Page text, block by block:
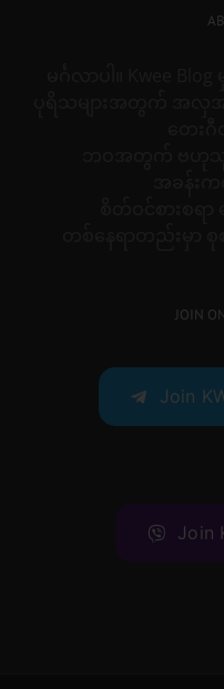
JOIN
Join
Join